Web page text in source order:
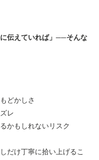
に伝えていれば」──そんな
どかしさ
レ
かもしれないリスク
だけ丁寧に拾い上げるこ